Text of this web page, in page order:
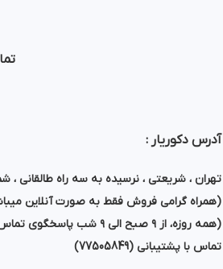
آدرس دکوریار :
تهران ، شریعتی ، نرسیده به سه راه طالقانی ، شماره ۲۱۸ ،
(همراه گرامی فروش فقط به صورت آنلاین
(همه روزه، از ۹ صبح الی ۹ شب پاسخگوی تماس شما هستیم)
تماس با پشتیبانی (77505849)